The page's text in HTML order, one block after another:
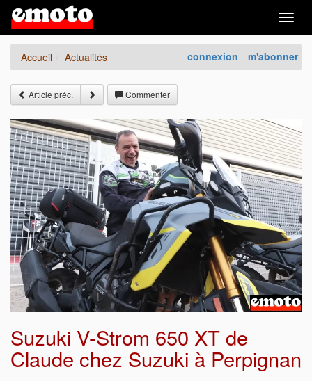
connexion m'abonner
Accueil Actualités
Article préc. Commenter
Suzuki V-Strom 650 XT de
Claude chez Suzuki à Perpignan